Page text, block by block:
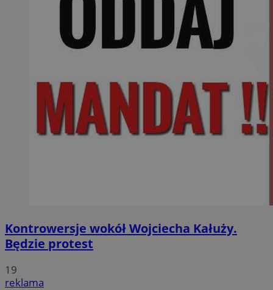
Kontrowersje wokół Wojciecha Kałuży.
Będzie protest
19
reklama